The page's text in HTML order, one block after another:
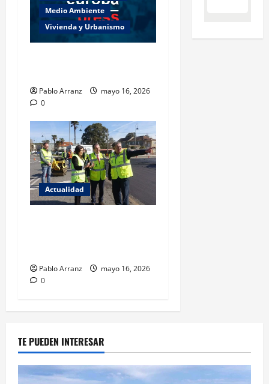
Medio Ambiente
Vivienda y Urbanismo
Pablo Arranz
mayo 16, 2026
0
Actualidad
Pablo Arranz
mayo 16, 2026
0
TE PUEDEN INTERESAR